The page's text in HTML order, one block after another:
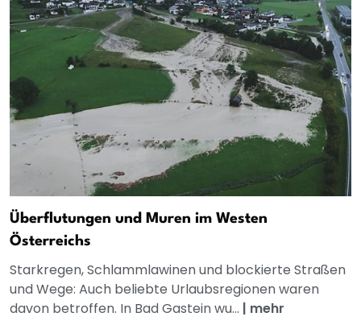
Überflutungen und Muren im Westen
Österreichs
Starkregen, Schlammlawinen und blockierte Straßen
und Wege: Auch beliebte Urlaubsregionen waren
davon betroffen. In Bad Gastein wu... | mehr